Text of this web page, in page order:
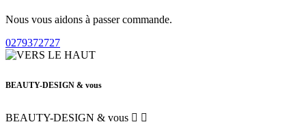
Nous vous aidons à passer commande.
0279372727
BEAUTY-DESIGN & vous
BEAUTY-DESIGN & vous  